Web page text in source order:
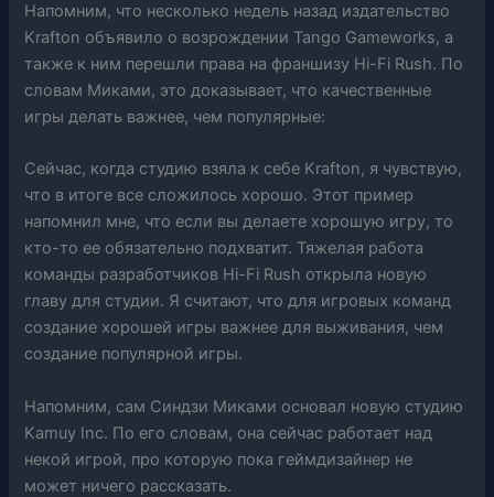
Напомним, что несколько недель назад издательство
Krafton объявило о возрождении Tango Gameworks, а
также к ним перешли права на франшизу Hi-Fi Rush. По
словам Миками, это доказывает, что качественные
игры делать важнее, чем популярные:
Сейчас, когда студию взяла к себе Krafton, я чувствую,
что в итоге все сложилось хорошо. Этот пример
напомнил мне, что если вы делаете хорошую игру, то
кто-то ее обязательно подхватит. Тяжелая работа
команды разработчиков Hi-Fi Rush открыла новую
главу для студии. Я считают, что для игровых команд
создание хорошей игры важнее для выживания, чем
создание популярной игры.
Напомним, сам Синдзи Миками основал новую студию
Kamuy Inc. По его словам, она сейчас работает над
некой игрой, про которую пока геймдизайнер не
может ничего рассказать.